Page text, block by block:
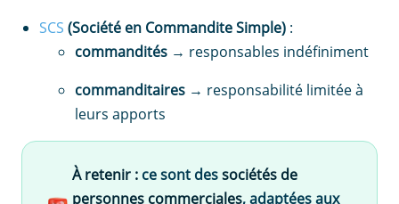
SCS (Société en Commandite Simple) :
commandités → responsables indéfiniment
commanditaires → responsabilité limitée à
leurs apports
À retenir : ce sont dessociétés de
personnes commerciales, adaptées aux